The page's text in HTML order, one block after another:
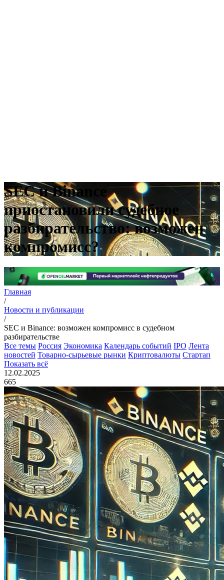
SEC и Binance
приостановили судебное
разбирательство: возможен
компромисс?
Главная
/
Новости и публикации
/
SEC и Binance: возможен компромисс в судебном
разбирательстве
Все темы Россия Экономика Календарь событий IPO Лента
новостей Товарно-сырьевые рынки Криптовалюты Стартап
Показать всё
12.02.2025
665